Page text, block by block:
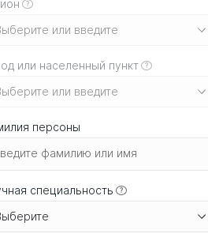
?
или введите
или населенный пункт ?
или введите
персоны
специальность ?